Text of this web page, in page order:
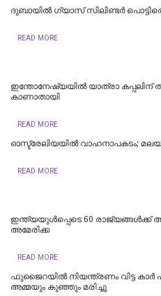
ദുബായിൽ ​ഗ്യാസ് സിലിണ്ടർ
READ MORE
ഇന്തോനേഷ്യയില്‍ യാത്രാ കപ്പലിന്
കാണാതായി
READ MORE
ഓസ്ട്രേലിയയിൽ വാഹനാപകടം;
READ MORE
ഇന്ത്യയുള്‍പ്പെടെ 60 രാജ്യങ്ങള്‍ക്ക്
അമേരിക്ക
READ MORE
ഫുജൈറയില്‍ നിയന്ത്രണം വിട്ട കാര്‍
അമ്മയും കുഞ്ഞും മരിച്ചു